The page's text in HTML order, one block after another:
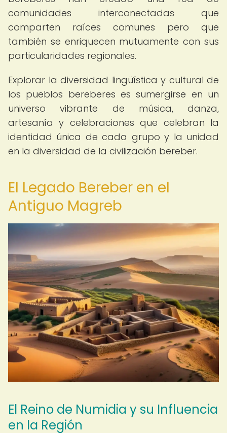
comunidades interconectadas que
comparten raíces comunes pero que
también se enriquecen mutuamente con sus
particularidades regionales.
Explorar la diversidad lingüística y cultural de
los pueblos bereberes es sumergirse en un
universo vibrante de música, danza,
artesanía y celebraciones que celebran la
identidad única de cada grupo y la unidad
en la diversidad de la civilización bereber.
El Legado Bereber en el
Antiguo Magreb
El Reino de Numidia y su Influencia
en la Región